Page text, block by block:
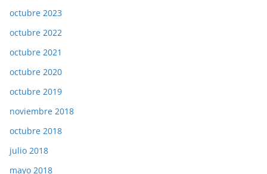
octubre 2023
octubre 2022
octubre 2021
octubre 2020
octubre 2019
noviembre 2018
octubre 2018
julio 2018
mayo 2018